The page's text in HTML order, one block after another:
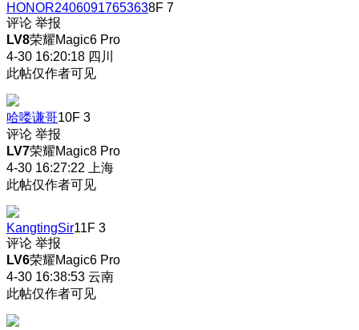
HONOR24060917653638F 7
评论 举报
LV8荣耀Magic6 Pro
4-30 16:20:18 四川
此帖仅作者可见
哈喽谦哥10F 3
评论 举报
LV7荣耀Magic8 Pro
4-30 16:27:22
上海
此帖仅作者可见
KangtingSir11F 3
评论 举报
LV6荣耀Magic6 Pro
4-30 16:38:53 云南
此帖仅作者可见